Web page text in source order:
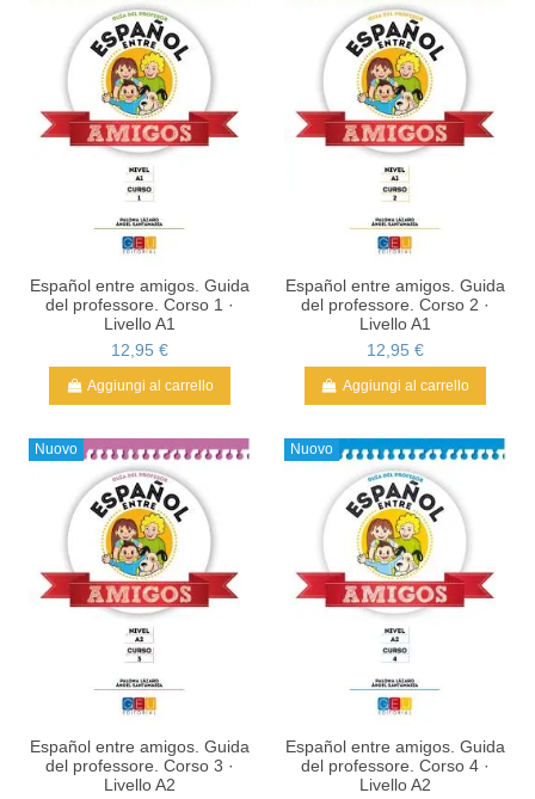
Español entre amigos. Guida
del professore. Corso 1 ·
Livello A1
12,95 €
Aggiungi al carrello
Español entre amigos. Guida
del professore. Corso 2 ·
Livello A1
12,95 €
Aggiungi al carrello
Nuovo
Español entre amigos. Guida
del professore. Corso 3 ·
Livello A2
Nuovo
Español entre amigos. Guida
del professore. Corso 4 ·
Livello A2